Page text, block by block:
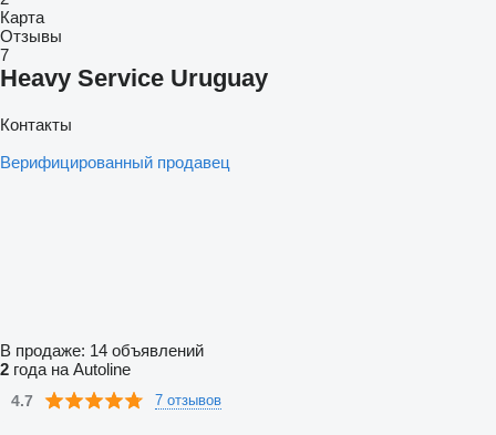
Карта
Отзывы
7
Heavy Service Uruguay
Контакты
Верифицированный продавец
В продаже: 14 объявлений
2 года на Autoline
4.7 7 отзывов